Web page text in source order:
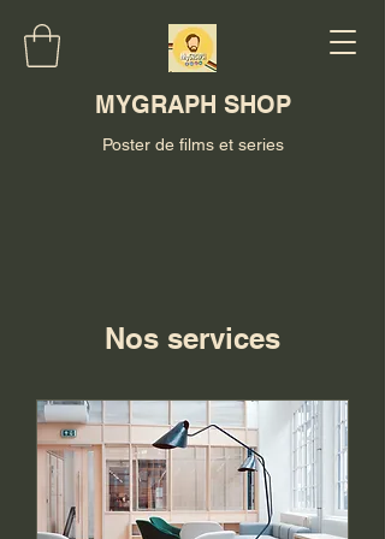
MYGRAPH SHOP
Poster de films et series
Nos services